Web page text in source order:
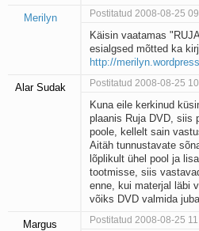
Merilyn Postitatud 2008-08-25
Käisin vaatamas
esialgsed mõtted ka
http://
Alar Sudak Postitatud 2008-08-25
Kuna eile kerkinud
plaanis Ruja DVD, siis
poole, kellelt sain
Aitäh tunnustavate
lõplikult ühel pool ja
tootmisse, siis
enne, kui materjal läbi
võiks DVD valmida
Margus
Postitatud 2008-08-25